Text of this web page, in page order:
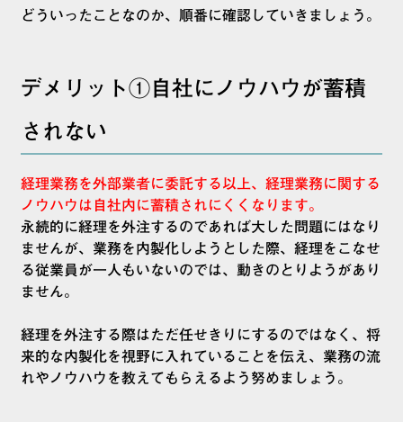
どういったことなのか、順番に確認していきましょう。
デメリット①自社にノウハウが蓄積
されない
経理業務を外部業者に委託する以上、経理業務に関する
ノウハウは自社内に蓄積されにくくなります。
永続的に経理を外注するのであれば大した問題にはなり
ませんが、業務を内製化しようとした際、経理をこなせ
る従業員が一人もいないのでは、動きのとりようがあり
ません。
経理を外注する際はただ任せきりにするのではなく、将
来的な内製化を視野に入れていることを伝え、業務の流
れやノウハウを教えてもらえるよう努めましょう。